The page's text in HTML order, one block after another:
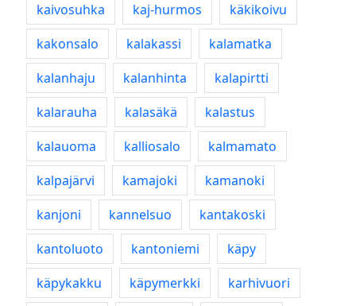
kaivosuhka
kaj-hurmos
käkikoivu
kakonsalo
kalakassi
kalamatka
kalanhaju
kalanhinta
kalapirtti
kalarauha
kalasäkä
kalastus
kalauoma
kalliosalo
kalmamato
kalpajärvi
kamajoki
kamanoki
kanjoni
kannelsuo
kantakoski
kantoluoto
kantoniemi
käpy
käpykakku
käpymerkki
karhivuori